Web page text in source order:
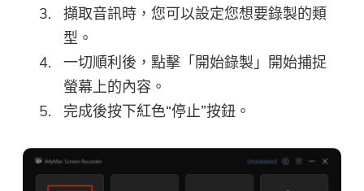
擷取音訊時，您可以設定您想要錄製的類
型。
一切順利後，點擊「開始錄製」開始捕捉
螢幕上的內容。
完成後按下紅色“停止”按鈕。